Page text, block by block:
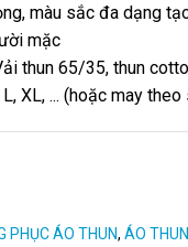
màu sắc đa dạng
mặc
thun 65/35, thun
XL, ... (hoặc may theo
PHỤC ÁO THUN,ÁO